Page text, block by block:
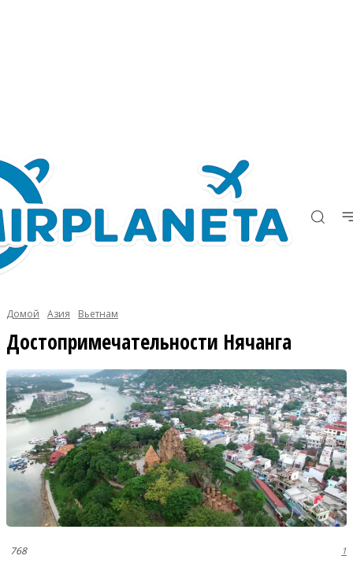
Домой Азия Вьетнам
Достопримечательности Нячанга
768 1